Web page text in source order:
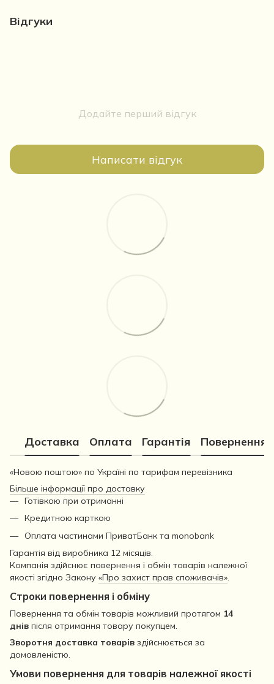
Відгуки
Додайте перший відгук
Написати відгук
Доставка Оплата Гарантія Повернення
«Новою поштою» по Україні по тарифам перевізника
Більше інформації про доставку
Готівкою при отриманні
Кредитною карткою
Оплата частинами ПриватБанк та monobank
Гарантія від виробника 12 місяців.
Компанія здійснює повернення і обмін товарів належної
якості згідно Закону «Про захист прав споживачів».
Строки повернення і обміну
Повернення та обмін товарів можливий протягом 14
днів після отримання товару покупцем.
Зворотня доставка товарів здійснюється за
домовленістю.
Умови повернення для товарів належної якості